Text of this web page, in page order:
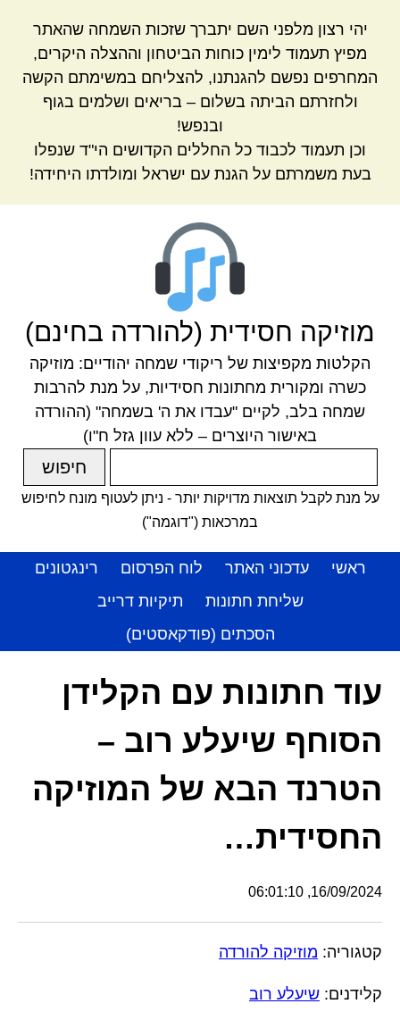
יהי רצון מלפני השם יתברך שזכות השמחה שהאתר
מפיץ תעמוד לימין כוחות הביטחון וההצלה היקרים,
המחרפים נפשם להגנתנו, להצליחם במשימתם הקשה
ולחזרתם הביתה בשלום – בריאים ושלמים בגוף
ובנפש!
וכן תעמוד לכבוד כל החללים הקדושים הי"ד שנפלו
בעת משמרתם על הגנת עם ישראל ומולדתו היחידה!
מוזיקה חסידית (להורדה בחינם)
הקלטות מקפיצות של ריקודי שמחה יהודיים: מוזיקה
כשרה ומקורית מחתונות חסידיות, על מנת להרבות
שמחה בלב, לקיים "עבדו את ה' בשמחה" (ההורדה
באישור היוצרים – ללא עוון גזל ח"ו)
על מנת לקבל תוצאות מדויקות יותר - ניתן לעטוף מונח לחיפוש
במרכאות ("דוגמה")
ראשי עדכוני האתר לוח הפרסום
רינגטונים
שליחת חתונות
תיקיות דרייב
הסכתים (פודקאסטים)
עוד חתונות עם הקלידן
הסוחף שיעלע רוב –
הטרנד הבא של המוזיקה
החסידית…
16/09/2024, 06:01:10
קטגוריה: מוזיקה להורדה
קלידנים: שיעלע רוב